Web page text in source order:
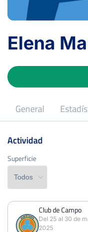
Elena
General
Superficie
PERDIDOS
9
Actividad
Superficie
Club de Campo
Del 25 al 30 de
2025